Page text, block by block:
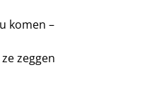
komen –
zeggen